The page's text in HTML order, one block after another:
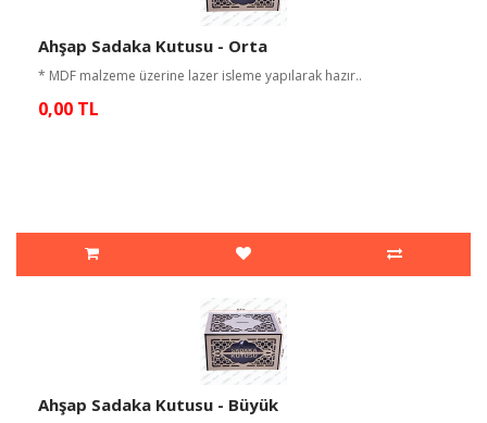
Ahşap Sadaka Kutusu - Orta
* MDF malzeme üzerine lazer isleme yapılarak hazır..
0,00 TL
Ahşap Sadaka Kutusu - Büyük